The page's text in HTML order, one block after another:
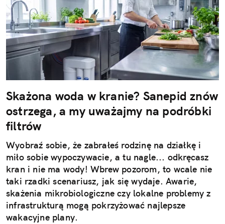
Skażona woda w kranie? Sanepid znów
ostrzega, a my uważajmy na podróbki
filtrów
Wyobraź sobie, że zabrałeś rodzinę na działkę i
miło sobie wypoczywacie, a tu nagle... odkręcasz
kran i nie ma wody! Wbrew pozorom, to wcale nie
taki rzadki scenariusz, jak się wydaje. Awarie,
skażenia mikrobiologiczne czy lokalne problemy z
infrastrukturą mogą pokrzyżować najlepsze
wakacyjne plany.